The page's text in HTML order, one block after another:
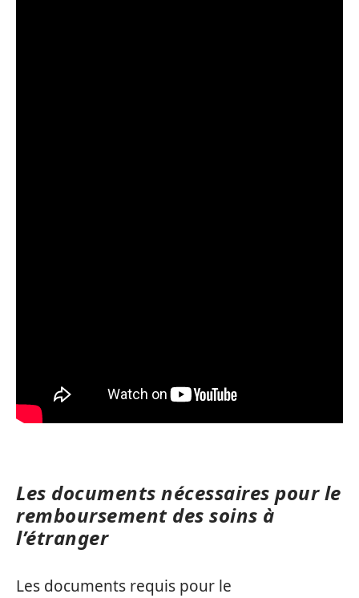
Les documents nécessaires pour le
remboursement des soins à
l’étranger
Les documents requis pour le